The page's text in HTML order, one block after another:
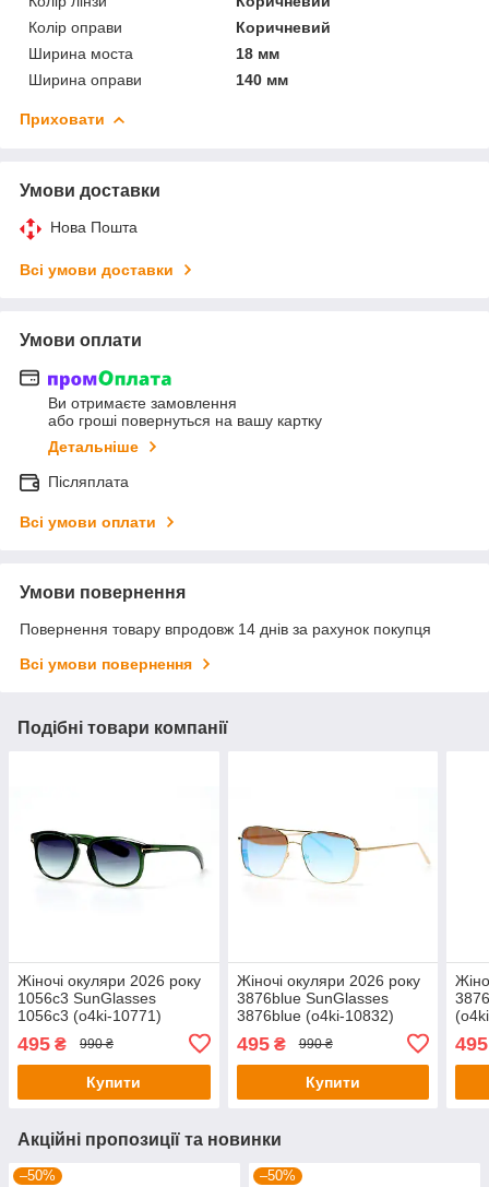
Колір оправи
Коричневий
Ширина моста
18 мм
Ширина оправи
140 мм
Приховати
Умови доставки
Нова Пошта
Всі умови доставки
Умови оплати
Ви отримаєте замовлення
або гроші повернуться на вашу картку
Детальніше
Післяплата
Всі умови оплати
Умови повернення
Повернення товару впродовж 14 днів за рахунок покупця
Всі умови повернення
Подібні товари компанії
Жіночі окуляри 2026 року
1056c3 SunGlasses
1056c3 (o4ki-10771)
495 ₴ 990 ₴
Купити
Жіночі окуляри 2026 року
3876blue SunGlasses
3876blue (o4ki-10832)
495₴ 990 ₴
Купити
495
Акційні пропозиції та новинки
–50% –50%